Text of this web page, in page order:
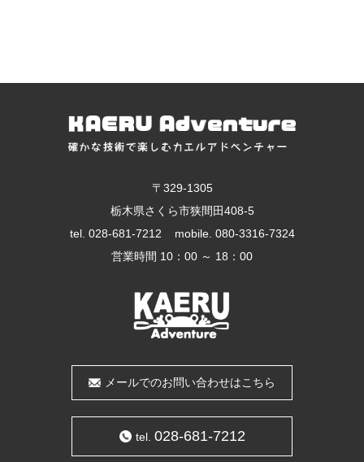
〒329-1305
栃木県さくら市狭間田408-5
tel. 028-681-7212 mobile. 080-3316-7324
営業時間 10：00 ～ 18：00
メールでのお問い合わせはこちら
tel. 028-681-7212